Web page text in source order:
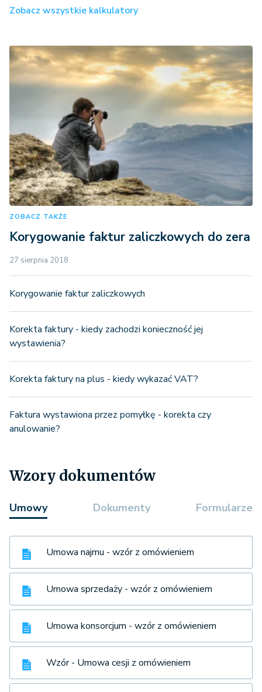
Zobacz wszystkie kalkulatory
ZOBACZ TAKŻE
Korygowanie faktur zaliczkowych do zera
27 sierpnia 2018
Korygowanie faktur zaliczkowych
Korekta faktury - kiedy zachodzi konieczność jej
wystawienia?
Korekta faktury na plus - kiedy wykazać VAT?
Faktura wystawiona przez pomyłkę - korekta czy
anulowanie?
Wzory dokumentów
Umowy Dokumenty Formularze
Umowa najmu - wzór z omówieniem
Umowa sprzedaży - wzór z omówieniem
Umowa konsorcjum - wzór z omówieniem
Wzór - Umowa cesji z omówieniem